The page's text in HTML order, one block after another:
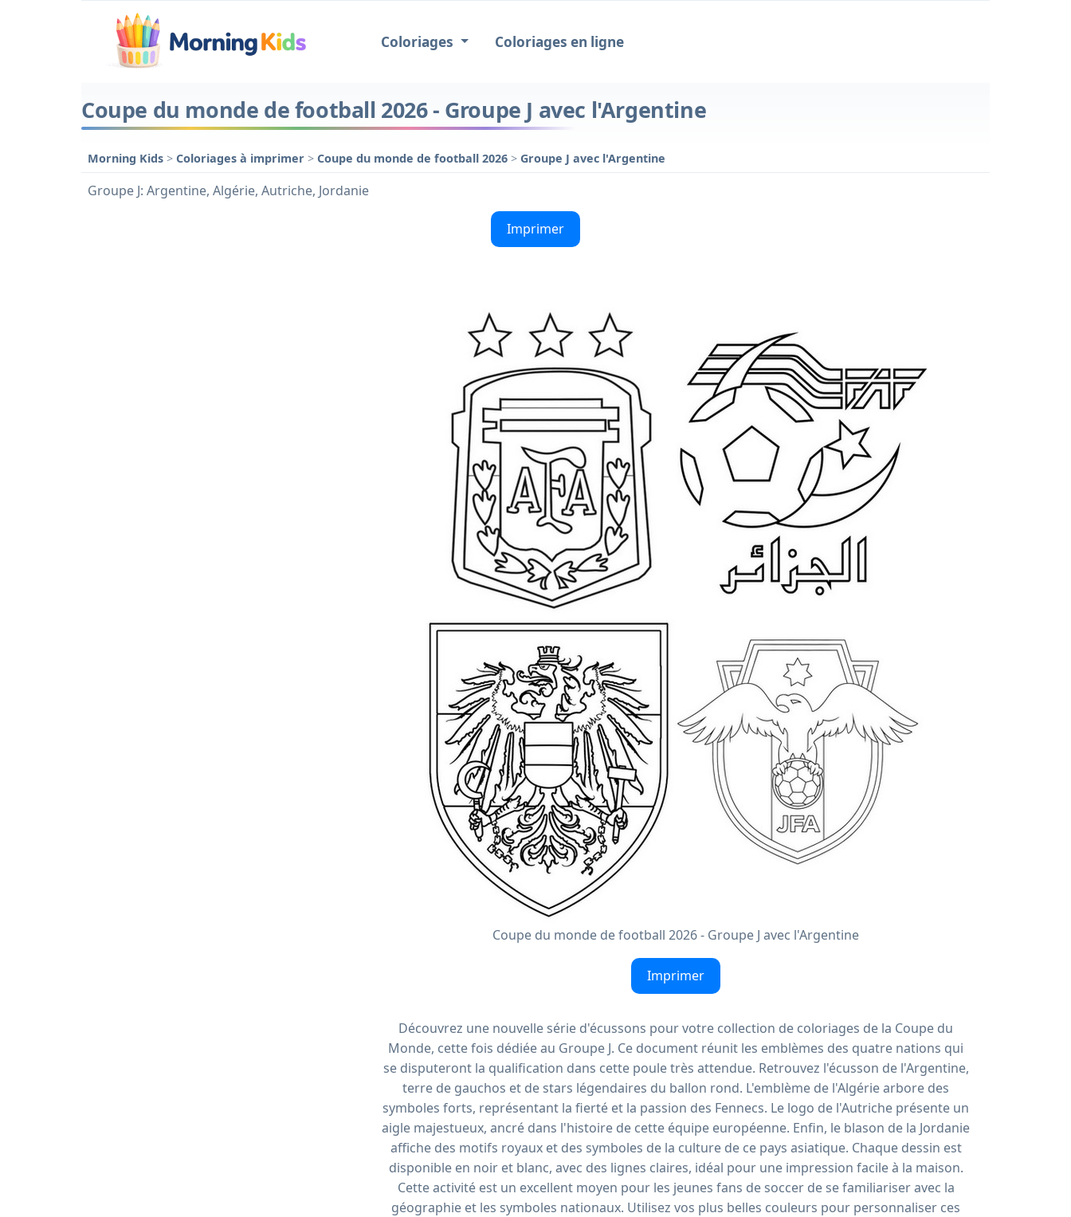
Coloriages Coloriages en ligne
Coupe du monde de football 2026 - Groupe J avec l'Argentine
Morning Kids > Coloriages à imprimer > Coupe du monde de football 2026 > Groupe J avec l'Argentine
Groupe J: Argentine, Algérie, Autriche, Jordanie
Imprimer
Coupe du monde de football 2026 - Groupe J avec l'Argentine
Imprimer
Découvrez une nouvelle série d'écussons pour votre collection de coloriages de la Coupe du
Monde, cette fois dédiée au Groupe J. Ce document réunit les emblèmes des quatre nations qui
se disputeront la qualification dans cette poule très attendue. Retrouvez l'écusson de l'Argentine,
terre de gauchos et de stars légendaires du ballon rond. L'emblème de l'Algérie arbore des
symboles forts, représentant la fierté et la passion des Fennecs. Le logo de l'Autriche présente un
aigle majestueux, ancré dans l'histoire de cette équipe européenne. Enfin, le blason de la Jordanie
affiche des motifs royaux et des symboles de la culture de ce pays asiatique. Chaque dessin est
disponible en noir et blanc, avec des lignes claires, idéal pour une impression facile à la maison.
Cette activité est un excellent moyen pour les jeunes fans de soccer de se familiariser avec la
géographie et les symboles nationaux. Utilisez vos plus belles couleurs pour personnaliser ces